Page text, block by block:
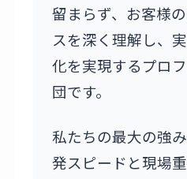
留まらず、お客様
スを深く理解し、
化を実現するプロ
団です。
私たちの最大の強
発スピードと現場